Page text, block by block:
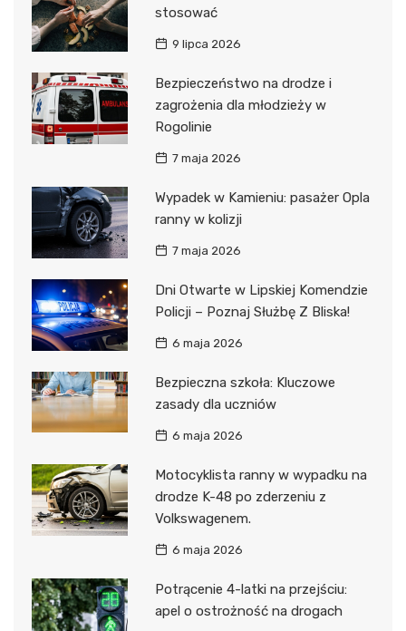
stosować
9 lipca 2026
Bezpieczeństwo na drodze i
zagrożenia dla młodzieży w
Rogolinie
7 maja 2026
Wypadek w Kamieniu: pasażer Opla
ranny w kolizji
7 maja 2026
Dni Otwarte w Lipskiej Komendzie
Policji – Poznaj Służbę Z Bliska!
6 maja 2026
Bezpieczna szkoła: Kluczowe
zasady dla uczniów
6 maja 2026
Motocyklista ranny w wypadku na
drodze K-48 po zderzeniu z
Volkswagenem.
6 maja 2026
Potrącenie 4-latki na przejściu:
apel o ostrożność na drogach